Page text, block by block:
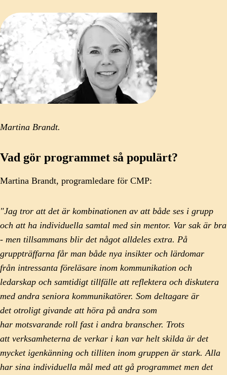
Martina Brandt.
Vad gör programmet så populärt?
Martina Brandt, programledare för CMP:
"Jag tror att det är kombinationen av att både ses i grupp
och att ha individuella samtal med sin mentor. Var sak är bra
- men tillsammans blir det något alldeles extra. På
gruppträffarna får man både nya insikter och lärdomar
från intressanta föreläsare inom kommunikation och
ledarskap och samtidigt tillfälle att reflektera och diskutera
med andra seniora kommunikatörer. Som deltagare är
det otroligt givande att höra på andra som
har motsvarande roll fast i andra branscher. Trots
att verksamheterna de verkar i kan var helt skilda är det
mycket igenkänning och tilliten inom gruppen är stark. Alla
har sina individuella mål med att gå programmet men det